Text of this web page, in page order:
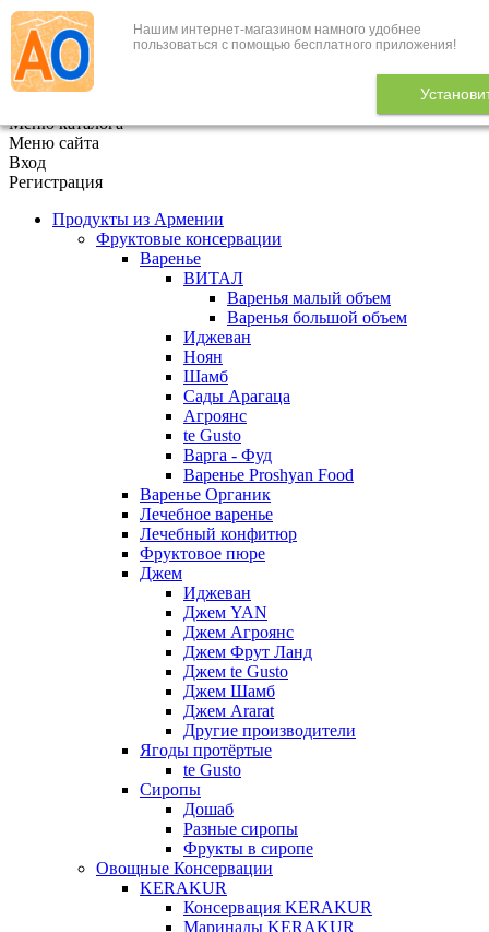
Нашим интернет-магазином намного удобнее
пользоваться с помощью бесплатного приложения!
+7 (495) 646-888-1
В корзине 0
Меню каталога
Меню сайта
Вход
Регистрация
Продукты из Армении
Фруктовые консервации
Варенье
ВИТАЛ
Варенья малый объем
Варенья большой объем
Иджеван
Ноян
Шамб
Сады Арагаца
Агроянс
te Gusto
Варга - Фуд
Варенье Proshyan Food
Варенье Органик
Лечебное варенье
Лечебный конфитюр
Фруктовое пюре
Джем
Иджеван
Джем YAN
Джем Агроянс
Джем Фрут Ланд
Джем te Gusto
Джем Шамб
Джем Ararat
Другие производители
Ягоды протёртые
te Gusto
Сиропы
Дошаб
Разные сиропы
Фрукты в сиропе
Овощные Консервации
KERAKUR
Консервация KERAKUR
Маринады KERAKUR